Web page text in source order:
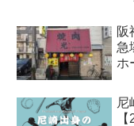
阪
急
ホ
尼